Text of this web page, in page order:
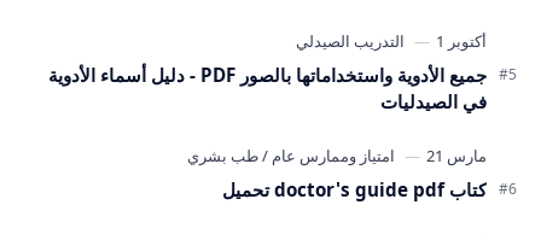
جميع الأدوية واستخداماتها بالصور PDF - دليل أسماء الأدوية
في الصيدليات
كتاب doctor's guide pdf تحميل